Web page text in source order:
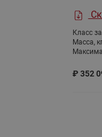
Класс
Масса,
₽ 352